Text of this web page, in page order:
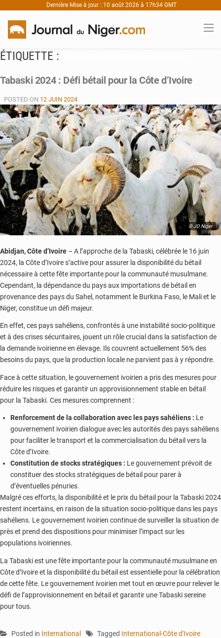
Dernière Mise à jour : 10 août 2026 à 17h34 GMT
ÉTIQUETTE :
Tabaski 2024 : Défi bétail pour la Côte d’Ivoire
POSTED ON 12 JUIN 2024
© JD Niger
Abidjan, Côte d’Ivoire – A l’approche de la Tabaski, célébrée le 16 juin
2024, la Côte d’Ivoire s’active pour assurer la disponibilité du bétail
nécessaire à cette fête importante pour la communauté musulmane.
Cependant, la dépendance du pays aux importations de bétail en
provenance des pays du Sahel, notamment le Burkina Faso, le Mali et le
Niger, constitue un défi majeur.
En effet, ces pays sahéliens, confrontés à une instabilité socio-politique
et à des crises sécuritaires, jouent un rôle crucial dans la satisfaction de
la demande ivoirienne en élevage. Ils couvrent actuellement 56% des
besoins du pays, que la production locale ne parvient pas à y répondre.
Face à cette situation, le gouvernement ivoirien a pris des mesures pour
réduire les risques et garantir un approvisionnement stable en bétail
pour la Tabaski. Ces mesures comprennent :
Renforcement de la collaboration avec les pays sahéliens : Le
gouvernement ivoirien dialogue avec les autorités des pays sahéliens
pour faciliter le transport et la commercialisation du bétail vers la
Côte d’Ivoire.
Constitution de stocks stratégiques : Le gouvernement prévoit de
constituer des stocks stratégiques de bétail pour parer à
d’éventuelles pénuries.
Malgré ces efforts, la disponibilité et le prix du bétail pour la Tabaski 2024
restent incertains, en raison de la situation socio-politique dans les pays
sahéliens. Le gouvernement ivoirien continue de surveiller la situation de
près et prend des dispositions pour minimiser l’impact sur les
populations ivoiriennes.
La Tabaski est une fête importante pour la communauté musulmane en
Côte d’Ivoire et la disponibilité du bétail est essentielle pour la célébration
de cette fête. Le gouvernement ivoirien met tout en œuvre pour relever le
défi de l’approvisionnement en bétail et garantir une Tabaski sereine
pour tous.
Posted in International Tagged International-Côte d'Ivoire